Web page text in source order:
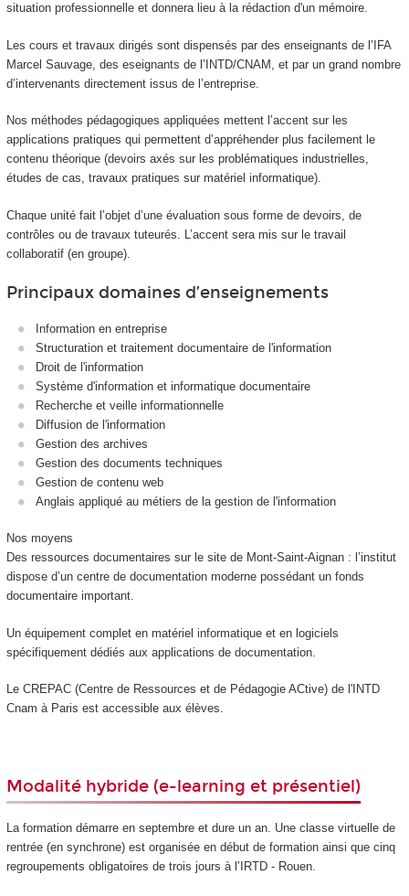
situation professionnelle et donnera lieu à la rédaction d'un mémoire.
Les cours et travaux dirigés sont dispensés par des enseignants de l’IFA
Marcel Sauvage, des eseignants de l’INTD/CNAM, et par un grand nombre
d’intervenants directement issus de l’entreprise.
Nos méthodes pédagogiques appliquées mettent l’accent sur les
applications pratiques qui permettent d’appréhender plus facilement le
contenu théorique (devoirs axés sur les problématiques industrielles,
études de cas, travaux pratiques sur matériel informatique).
Chaque unité fait l’objet d’une évaluation sous forme de devoirs, de
contrôles ou de travaux tuteurés. L’accent sera mis sur le travail
collaboratif (en groupe).
Principaux domaines d’enseignements
Information en entreprise
Structuration et traitement documentaire de l'information
Droit de l'information
Système d'information et informatique documentaire
Recherche et veille informationnelle
Diffusion de l'information
Gestion des archives
Gestion des documents techniques
Gestion de contenu web
Anglais appliqué au métiers de la gestion de l'information
Nos moyens
Des ressources documentaires sur le site de Mont-Saint-Aignan : l’institut
dispose d’un centre de documentation moderne possédant un fonds
documentaire important.
Un équipement complet en matériel informatique et en logiciels
spécifiquement dédiés aux applications de documentation.
Le CREPAC (Centre de Ressources et de Pédagogie ACtive) de l'INTD
Cnam à Paris est accessible aux élèves.
Modalité hybride (e-learning et présentiel)
La formation démarre en septembre et dure un an. Une classe virtuelle de
rentrée (en synchrone) est organisée en début de formation ainsi que cinq
regroupements obligatoires de trois jours à l’IRTD - Rouen.